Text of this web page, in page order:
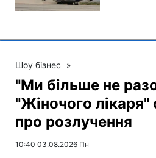
Шоу бізнес »
"Ми більше не
"Жіночого лікаря"
про розлучення
10:40 03.08.2026 Пн